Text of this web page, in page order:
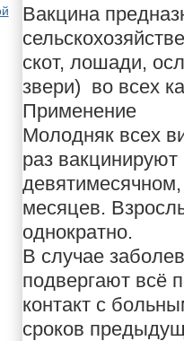
Вакцина
скот, лошади,
звери) во всех
Применение
Молодняк всех
раз
месяцев.
однократно.
В случае
подвергают всё
контакт с
сроков